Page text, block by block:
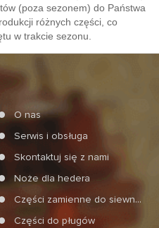
(poza sezonem) do Państwa
różnych części, co
w trakcie sezonu.
O nas
Serwis i obsługa
Skontaktuj się z nami
Noże dla hedera
Części zamienne do siewników
Części do pługów